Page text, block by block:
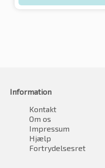
Information
Kontakt
Om os
Impressum
Hjælp
Fortrydelsesret